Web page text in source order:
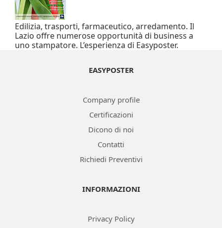
Edilizia, trasporti, farmaceutico, arredamento. Il
Lazio offre numerose opportunità di business a
uno stampatore. L’esperienza di Easyposter.
EASYPOSTER
Company profile
Certificazioni
Dicono di noi
Contatti
Richiedi Preventivi
INFORMAZIONI
Privacy Policy